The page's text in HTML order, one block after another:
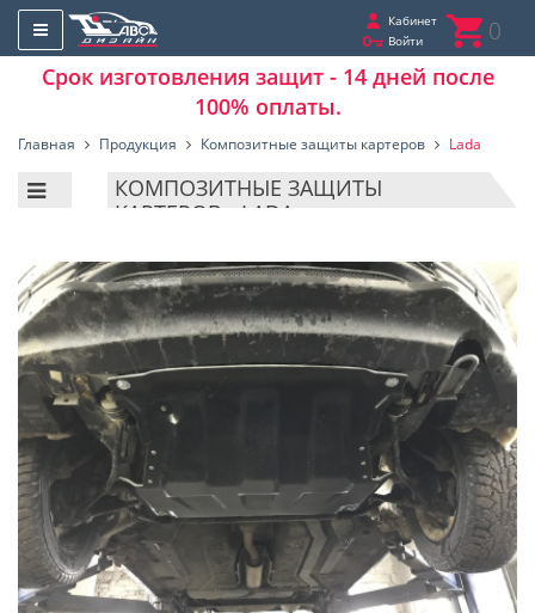
Кабинет
Войти
0
Срок изготовления защит - 14 дней после
100% оплаты.
Главная Продукция Композитные защиты картеров Lada
КОМПОЗИТНЫЕ ЗАЩИТЫ
КАРТЕРОВ - LADA